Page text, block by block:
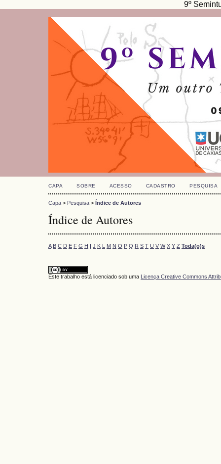
9º
CAPA SOBRE ACESSO CADASTRO PESQUISA
Capa > Pesquisa > Índice de Autores
Índice de Autores
A B C D E F G H I J K L M N O P Q R S T U V W X Y Z Toda(o)s
Este trabalho está licenciado sob uma Licença Creative Commons